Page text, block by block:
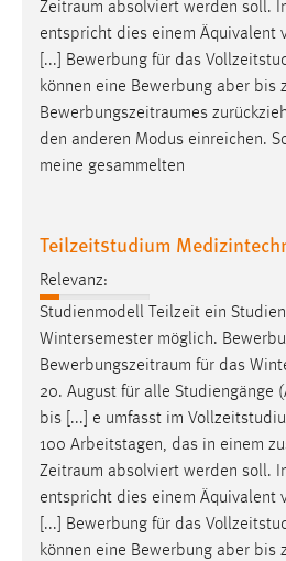
Zeitraum absolviert werden soll.
entspricht dies einem Äquivalent
[...] Bewerbung für das
können eine Bewerbung aber bis
Bewerbungszeitraumes
den anderen Modus einreichen.
meine gesammelten
Teilzeitstudium
Relevanz:
Studienmodell Teilzeit ein
Wintersemester möglich.
Bewerbungszeitraum für das
20. August für alle Studiengänge
bis [...] e umfasst im
100 Arbeitstagen, das in einem
Zeitraum absolviert werden soll.
entspricht dies einem Äquivalent
[...] Bewerbung für das
können eine Bewerbung aber bis
Wird benötigt um die
Cookie Laufzeit:
MibewSessionID, mibew-chat-
5e9dbeb1811c0446 =
Jahre, MIBEW_UserID = 1 Jahr
Name:
Zweck:
Dieser Cookie ist notwendig um
einloggen zu können.
Cookie Laufzeit:
24 Stunden
STATISTIK
Statistik Cookies erfassen